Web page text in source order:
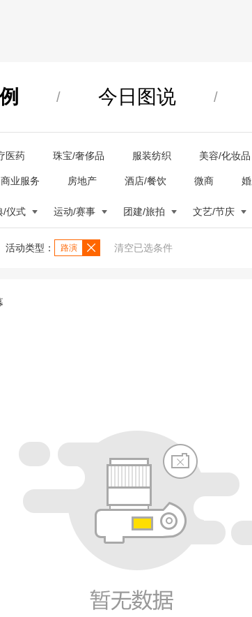
/ 今日图说 /
医药 珠宝/奢侈品 服装纺织 美容/化妆品
商业服务 房地产 酒店/餐饮 微商
/仪式 运动/赛事 团建/旅拍 文艺/节庆
活动类型： 路演 清空已选条件